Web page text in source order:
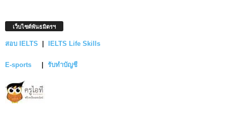
เว็บไซต์พันธมิตรฯ
สอบ IELTS IELTS Life Skills
E-sports รับทำบัญชี